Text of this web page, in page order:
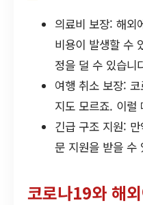
의료비 보장: 해외
비용이 발생할 수
정을 덜 수 있습니
여행 취소 보장:
지도 모르죠. 이럴
긴급 구조 지원:
문 지원을 받을 수
코로나19와 해